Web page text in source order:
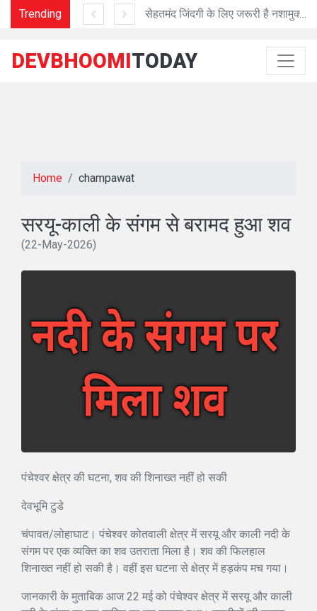
Trending
चंपावत को मिलेंगे DFO सेहतमंद जिंदगी के लिए जरूरी है नशामुक्त जिंदगीCMSD
DEVBHOOMITODAY
Home champawat
सरयू-काली के संगम से बरामद हुआ शव
(22-May-2026)
पंचेश्वर क्षेत्र की घटना, शव की शिनाख्त नहीं हो सकी
देवभूमि टुडे
चंपावत/लोहाघाट। पंचेश्वर कोतवाली क्षेत्र में सरयू और काली नदी के
संगम पर एक व्यक्ति का शव उतराता मिला है। शव की फिलहाल
शिनाख्त नहीं हो सकी है। वहीं इस घटना से क्षेत्र में हड़कंप मच गया।
जानकारी के मुताबिक आज 22 मई को पंचेश्वर क्षेत्र में सरयू और काली